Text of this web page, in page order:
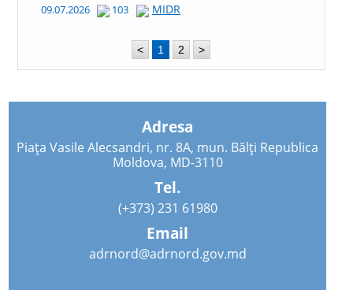
09.07.2026 103 MIDR
< 1 2 >
Adresa
Piața Vasile Alecsandri, nr. 8A, mun. Bălți Republica
Moldova, MD-3110
Tel.
(+373) 231 61980
Email
adrnord@adrnord.gov.md